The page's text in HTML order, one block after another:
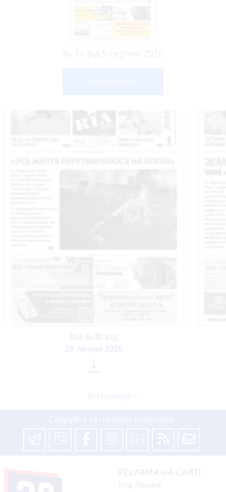
РЕКЛАМА НА САЙТІ
Ігор Леськів